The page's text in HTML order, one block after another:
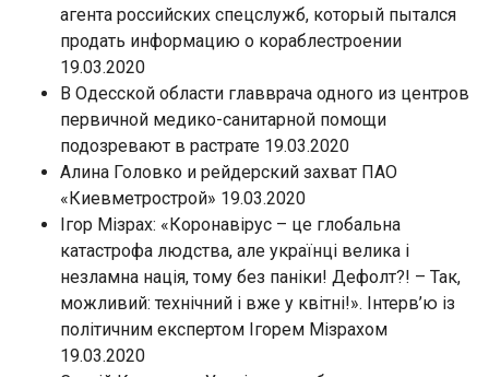
агента российских спецслужб, который пытался
продать информацию о кораблестроении
19.03.2020
В Одесской области главврача одного из центров
первичной медико-санитарной помощи
подозревают в растрате 19.03.2020
Алина Головко и рейдерский захват ПАО
«Киевметрострой» 19.03.2020
Ігор Мізрах: «Коронавірус – це глобальна
катастрофа людства, але українці велика і
незламна нація, тому без паніки! Дефолт?! – Так,
можливий: технічний і вже у квітні!». Інтерв’ю із
політичним експертом Ігорем Мізрахом
19.03.2020